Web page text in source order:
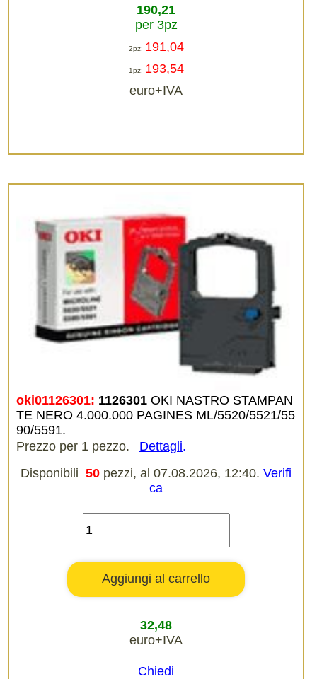
190,21
per 3pz
2pz: 191,04
1pz: 193,54
euro+IVA
oki01126301: 1126301 OKI NASTRO STAMPAN
TE NERO 4.000.000 PAGINES ML/5520/5521/55
90/5591.
Prezzo per 1 pezzo.
Dettagli.
Disponibili 50 pezzi, al 07.08.2026, 12:40. Verifi
ca
32,48
euro+IVA
Chiedi